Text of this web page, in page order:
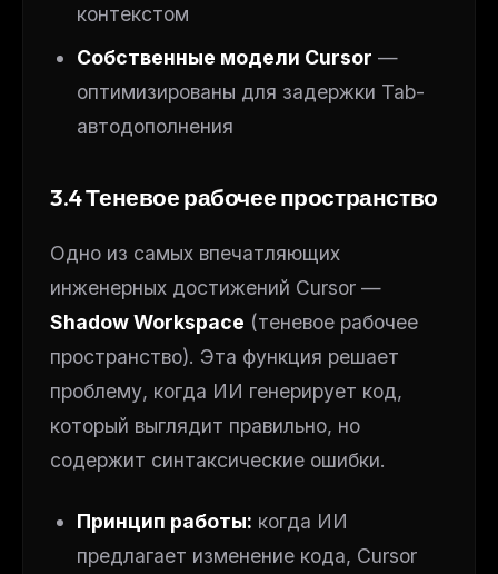
контекстом
Собственные модели Cursor —
оптимизированы для задержки Tab-
автодополнения
3.4 Теневое рабочее пространство
Одно из самых впечатляющих
инженерных достижений Cursor —
Shadow Workspace (теневое рабочее
пространство). Эта функция решает
проблему, когда ИИ генерирует код,
который выглядит правильно, но
содержит синтаксические ошибки.
Принцип работы: когда ИИ
предлагает изменение кода, Cursor